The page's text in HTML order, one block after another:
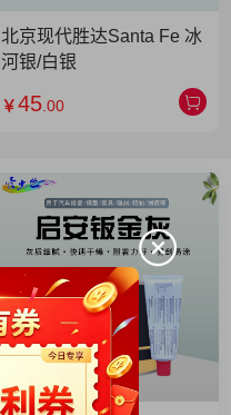
北京现代胜达Santa Fe 冰
河银/白银
￥45 .00